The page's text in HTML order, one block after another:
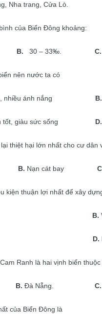
Nha trang, Cửa Lò.
của Biển Đông khoảng:
B. 30 – 33‰. C.
nên nước ta có
nhiều ánh nắng B.
tốt, giàu sức sống D.
thiệt hại lớn nhất cho cư dân
B. Nạn cát bay
kiện thuận lợi nhất để xây
B.
D.
Ranh là hai vịnh biển
B. Đà Nẵng. C.
của Biển Đông là